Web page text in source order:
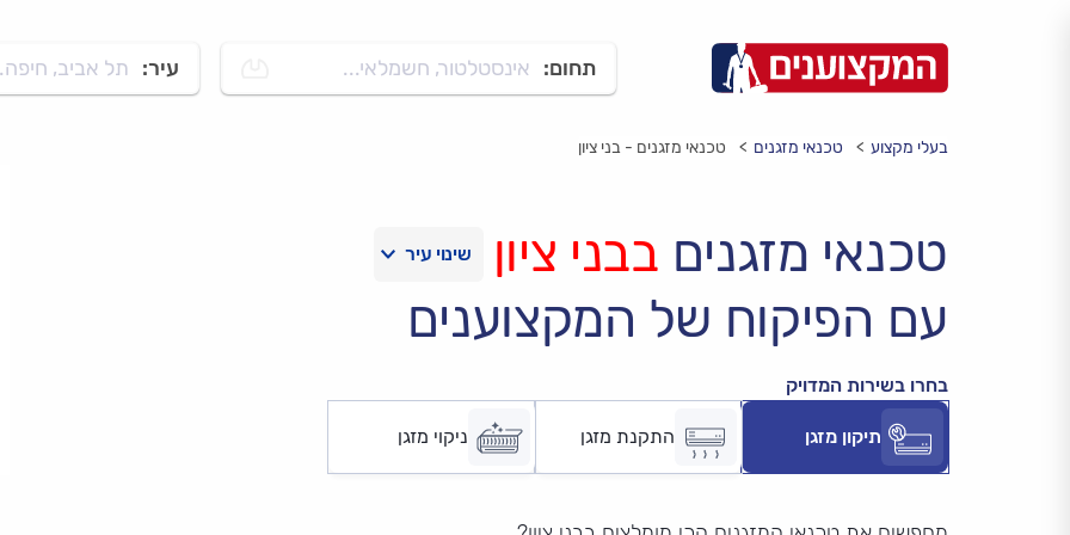
תחום: אינסטלטור, חשמלאי... עיר: תל אביב,
בעלי מקצוע טכנאי מזגנים טכנאי מזגנים - בני ציון
טכנאי מזגנים בבני ציון
עם הפיקוח של המקצוענים
בחרו בשירות המדויק
תיקון מזגן התקנת מזגן ניקוי מזגן